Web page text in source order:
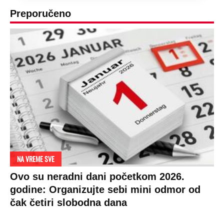
Preporučeno
NA VREME SVE
Ovo su neradni dani početkom 2026.
godine: Organizujte sebi mini odmor od
čak četiri slobodna dana